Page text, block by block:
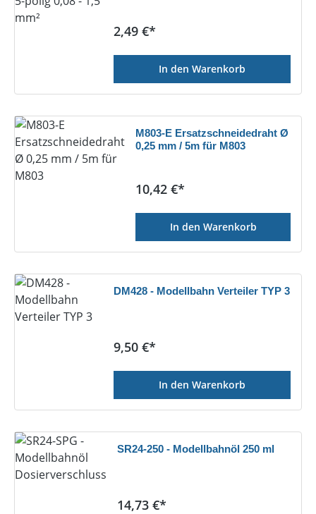
Regulärer Preis:
2,49 €*
In den Warenkorb
M803-E Ersatzschneidedraht Ø
0,25 mm / 5m für M803
Regulärer Preis:
10,42 €*
In den Warenkorb
DM428 - Modellbahn Verteiler TYP 3
Regulärer Preis:
9,50 €*
In den Warenkorb
SR24-250 - Modellbahnöl 250 ml
Regulärer Preis:
14,73 €*